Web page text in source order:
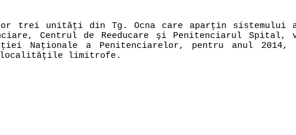
trei unităţi din Tg. Ocna care
aparţin sistemului
Centrul de Reeducare şi Penitenciarul Spital,
Naţionale a Penitenciarelor, pentru anul
localităţile limitrofe.